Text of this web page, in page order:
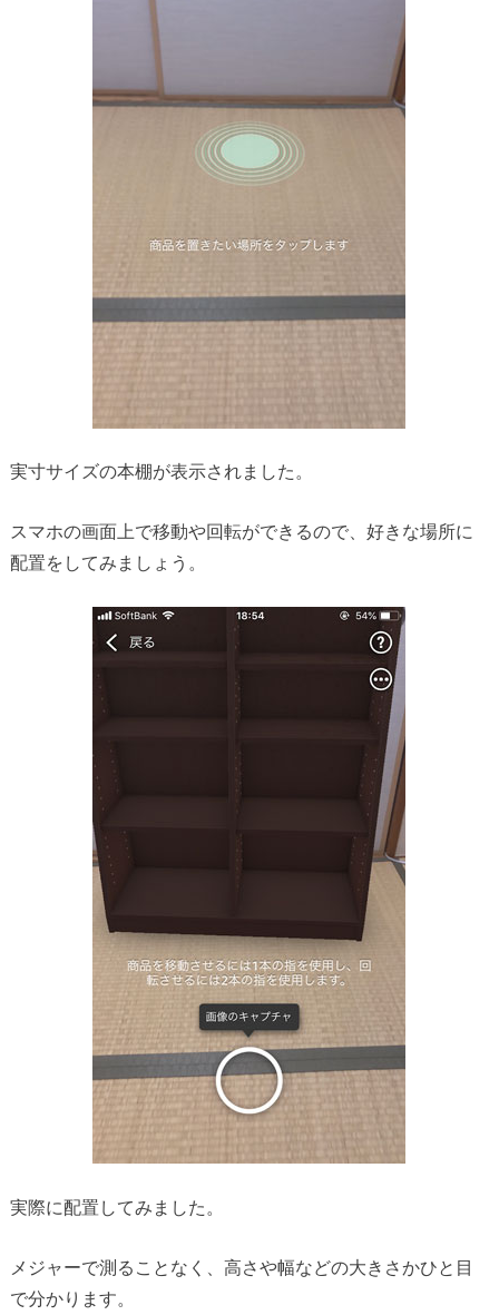
実寸サイズの本棚が表示されました。
スマホの画面上で移動や回転ができるので、好きな場所に
配置をしてみましょう。
実際に配置してみました。
メジャーで測ることなく、高さや幅などの大きさかひと目
で分かります。